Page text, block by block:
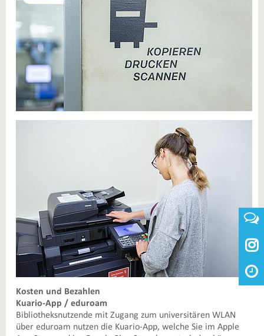
Kosten und Bezahlen
Kuario-App / eduroam
Bibliotheksnutzende mit Zugang zum universitären WLAN
über eduroam nutzen die Kuario-App, welche Sie im Apple
